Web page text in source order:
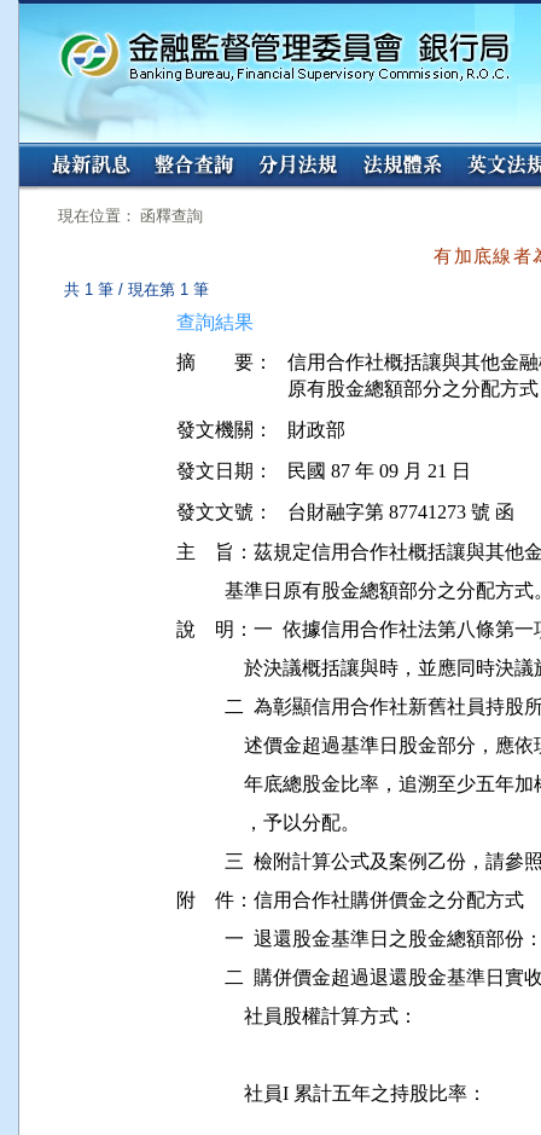
:::
現在位置： 函釋查詢
有加底線者
共 1 筆 / 現在第 1 筆
查詢結果
摘 要：
信用合作社概括讓與其他金
原有股金總額部分之分配方式
發文機關：
財政部
發文日期：
民國 87 年 09 月 21 日
發文文號：
台財融字第 87741273 號 函
主    旨：茲規定信用合作社概括讓與其他
基準日原有股金總額部分之分配方
說    明：一  依據信用合作社法第八條第
於決議概括讓與時，並應同時
二  為彰顯信用合作社新舊社員
述價金超過基準日股金部分，
年底總股金比率，追溯至少五
              ，予以分配。
三  檢附計算公式及案例乙份，請參
附    件：信用合作社購併價金之分配方式
一  退還股金基準日之股金總額部
二  購併價金超過退還股金基準日
              社員股權計算方式：
              社員I 累計五年之持股比率：